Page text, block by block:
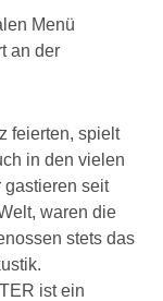
Menü
an der
feierten, spielt
in den vielen
seit
waren die
stets das
ist ein